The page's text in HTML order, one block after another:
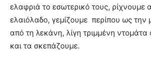
ελαφριά το εσωτερικό τους, ρίχνουμε
ελαιόλαδο, γεμίζουμε περίπου ως την
από τη λεκάνη, λίγη τριμμένη
και τα σκεπάζουμε.